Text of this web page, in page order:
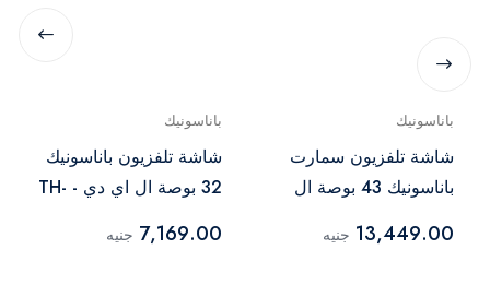
باناسونيك
شاشة تلفزيون سمارت
باناسونيك 43 بوصة ال
13,449.00 جنيه
باناسونيك
شاشة تلفزيون باناسونيك
32 بوصة ال اي دي - TH-
7,169.00 جنيه